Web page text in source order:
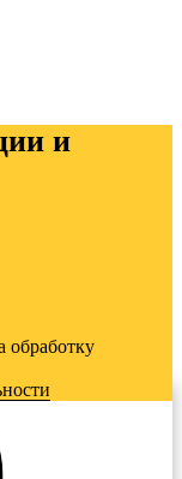
и
обработку